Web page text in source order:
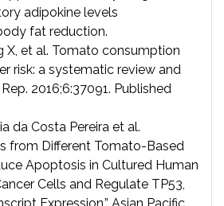
adipokine levels
fat reduction.
X, et al. Tomato consumption
risk: a systematic review and
2016;6:37091. Published
da Costa Pereira et al.
from Different Tomato-Based
Apoptosis in Cultured Human
Cells and Regulate TP53,